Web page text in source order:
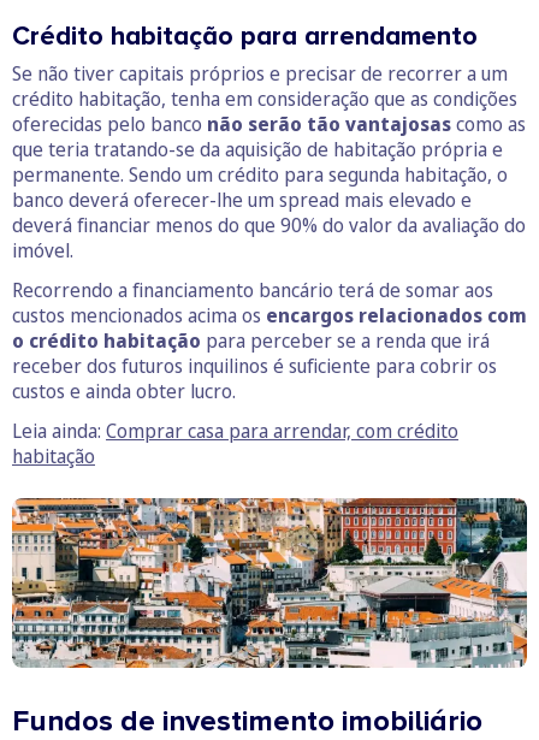
Crédito habitação para arrendamento
Se não tiver capitais próprios e precisar de recorrer a um
crédito habitação, tenha em consideração que as condições
oferecidas pelo banco não serão tão vantajosascomo as
que teria tratando-se da aquisição de habitação própria e
permanente. Sendo um crédito para segunda habitação, o
banco deverá oferecer-lhe um spread mais elevado e
deverá financiar menos do que 90% do valor da avaliação do
imóvel.
Recorrendo a financiamento bancário terá de somar aos
custos mencionados acima os encargos relacionados com
o crédito habitação para perceber se a renda que irá
receber dos futuros inquilinos é suficiente para cobrir os
custos e ainda obter lucro.
Leia ainda: Comprar casa para arrendar, com crédito
habitação
Fundos de investimento imobiliário